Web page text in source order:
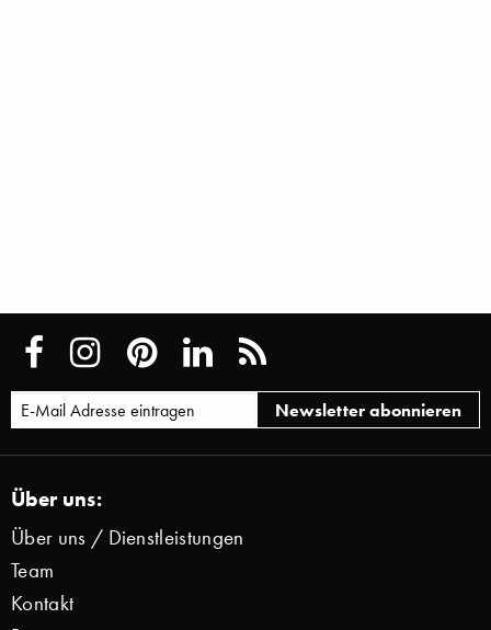
Über uns:
Über uns / Dienstleistungen
Team
Kontakt